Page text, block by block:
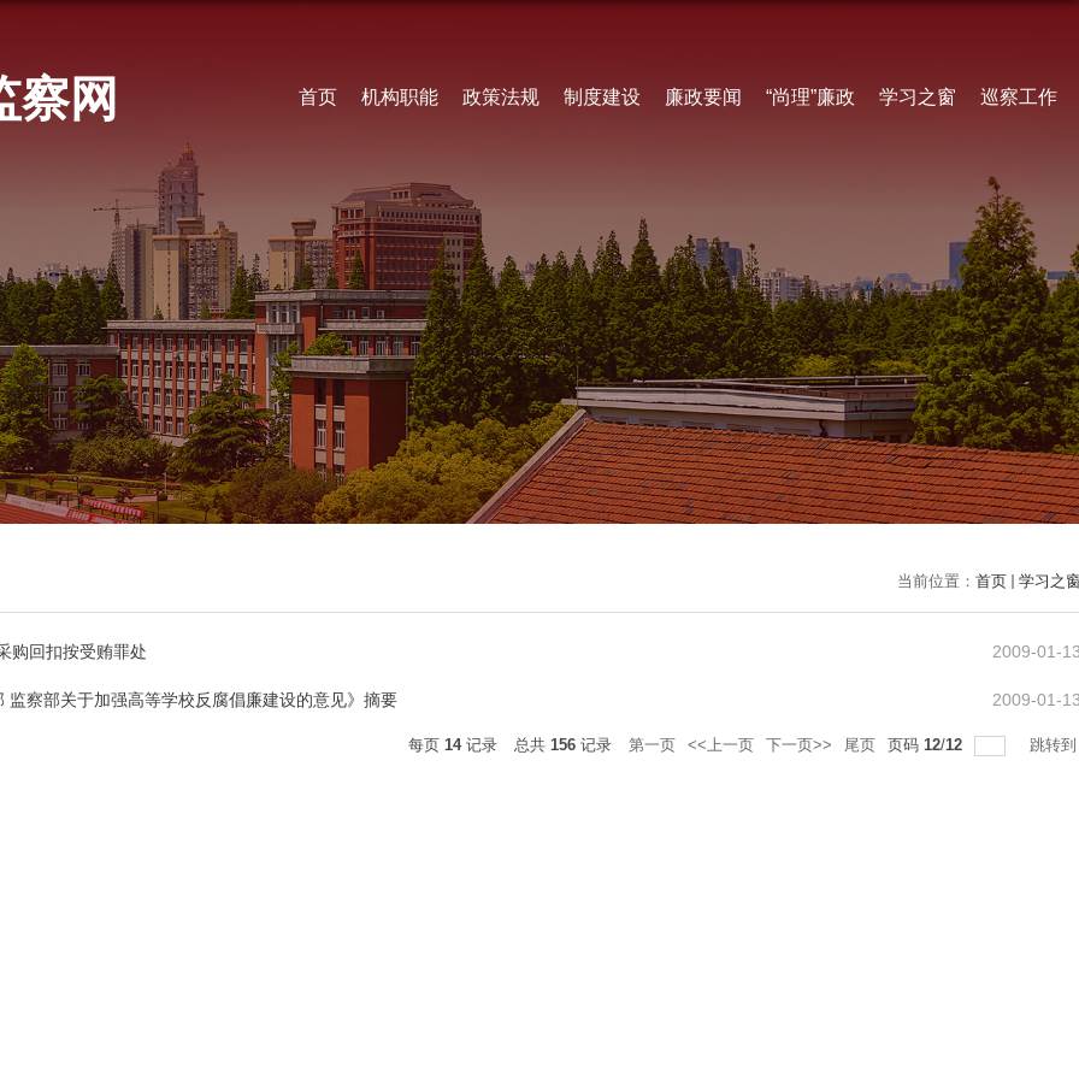
察网 首页 机构职能 政策法规 制度建设 廉政要闻 “尚理”廉政 学习之窗 巡察工作
当前位置： 首页 学习之
购回扣按受贿罪处 2009-01-
监察部关于加强高等学校反腐倡廉建设的意见》摘要 2009-01-
每页 14记录 总共 156 记录 第一页 <<上一页 下一页>> 尾页 页码 12/12 跳转